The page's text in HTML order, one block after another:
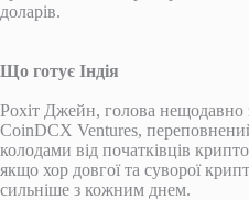
доларів.
Що готує Індія
Рохіт Джейн, голова нещодавно
CoinDCX Ventures,
колодами від початківців
якщо хор довгої та суворої
сильніше з кожним днем.